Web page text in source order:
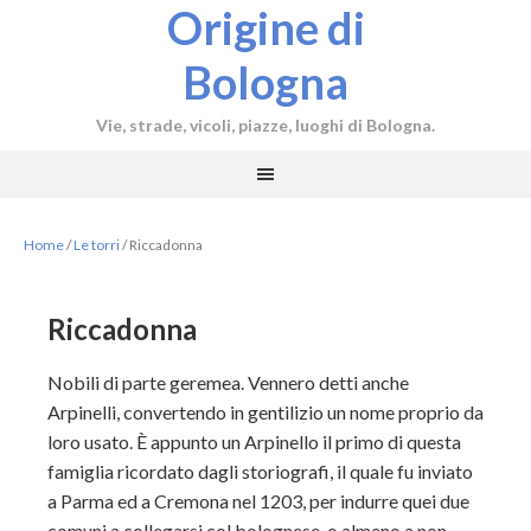
Origine di
Bologna
Vie, strade, vicoli, piazze, luoghi di Bologna.
Home/Le torri/Riccadonna
Riccadonna
Nobili di parte geremea. Vennero detti anche
Arpinelli, convertendo in gentilizio un nome proprio da
loro usato. È appunto un Arpinello il primo di questa
famiglia ricordato dagli storiografi, il quale fu inviato
a Parma ed a Cremona nel 1203, per indurre quei due